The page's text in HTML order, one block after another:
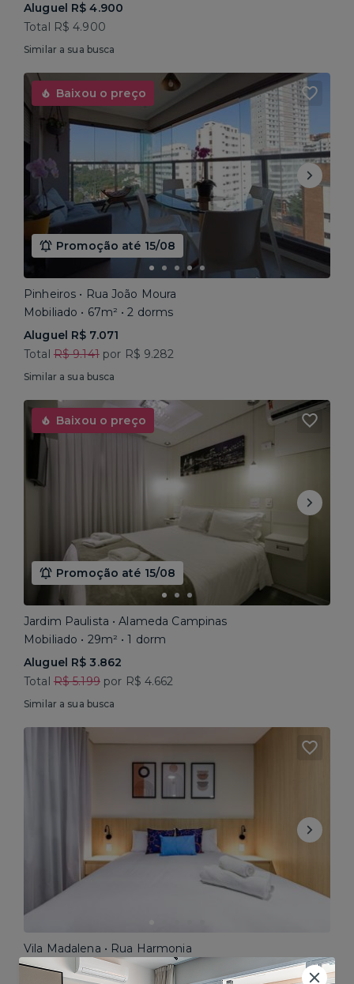
Aluguel R$ 4.900
Total R$ 4.900
Similar a sua busca
Baixou o preço
Promoção até 15/08
Pinheiros • Rua João Moura
Mobiliado • 67m² • 2 dorms
Aluguel R$ 7.071
Total R$ 9.141por R$ 9.282
Similar a sua busca
Baixou o preço
Promoção até 15/08
Jardim Paulista • Alameda Campinas
Mobiliado • 29m² • 1 dorm
Aluguel R$ 3.862
Total R$ 5.199por R$ 4.662
Similar a sua busca
Vila Madalena • Rua Harmonia
Mobiliado • 30m² • Studio